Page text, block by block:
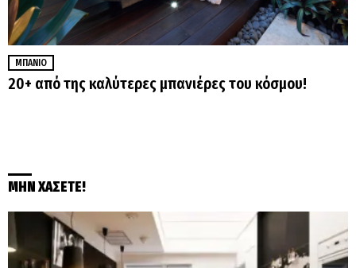
ΜΠΆΝΙΟ
20+ από της καλύτερες μπανιέρες του κόσμου!
ΜΗΝ ΧΑΣΕΤΕ!